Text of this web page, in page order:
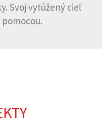
Svoj vytúžený cieľ